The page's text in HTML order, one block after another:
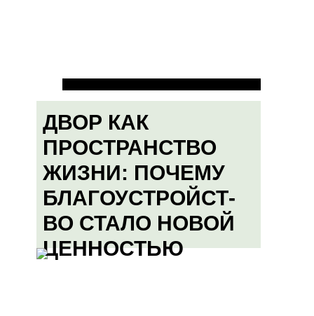
ДВОР КАК
ПРОСТРАНСТВО
ЖИЗНИ: ПОЧЕМУ
БЛАГОУСТРОЙСТ-
ВО СТАЛО НОВОЙ
ЦЕННОСТЬЮ